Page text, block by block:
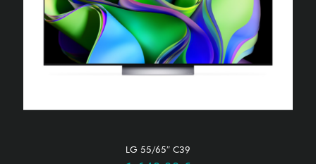
LG 55/65″ C39